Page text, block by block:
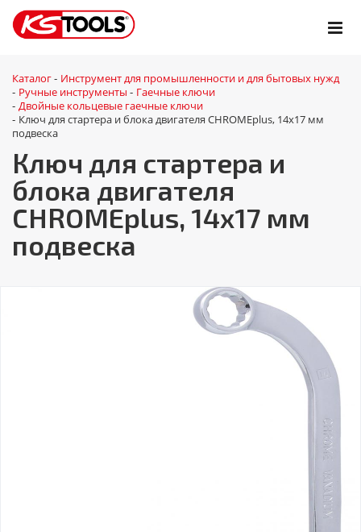
Каталог - Инструмент для промышленности и для бытовых нужд
- Ручные инструменты - Гаечные ключи
- Двойные кольцевые гаечные ключи
- Ключ для стартера и блока двигателя CHROMEplus, 14х17 мм
подвеска
Ключ для стартера и
блока двигателя
CHROMEplus, 14х17 мм
подвеска